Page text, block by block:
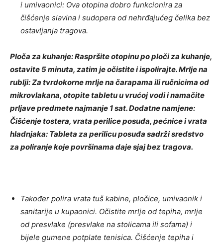
i umivaonici: Ova otopina dobro funkcionira za
čišćenje slavina i sudopera od nehrđajućeg čelika bez
ostavljanja tragova.
Ploča za kuhanje: Raspršite otopinu po ploči za kuhanje,
ostavite 5 minuta, zatim je očistite i ispolirajte. Mrlje na
rublji: Za tvrdokorne mrlje na čarapama ili ručnicima od
mikrovlakana, otopite tabletu u vrućoj vodi i namačite
prljave predmete najmanje 1 sat. Dodatne namjene:
Čišćenje tostera, vrata perilice posuđa, pećnice i vrata
hladnjaka: Tableta za perilicu posuđa sadrži sredstvo
za poliranje koje površinama daje sjaj bez tragova.
Također polira vrata tuš kabine, pločice, umivaonik i
sanitarije u kupaonici. Očistite mrlje od tepiha, mrlje
od presvlake (presvlake na stolicama ili sofama) i
bijele gumene potplate tenisica. Čišćenje tepiha i